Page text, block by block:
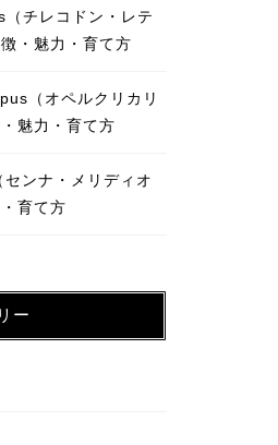
チレコドン・レテ
・魅力・育て方
（オペルクリカリ
魅力・育て方
ンナ・メリディオ
育て方
ー